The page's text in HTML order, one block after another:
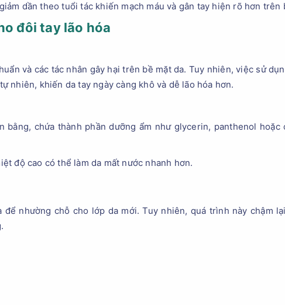
dần theo tuổi tác khiến mạch máu và gân tay hiện rõ hơn trên
đôi tay lão hóa
và các tác nhân gây hại trên bề mặt da. Tuy nhiên, việc sử
nhiên, khiến da tay ngày càng khô và dễ lão hóa hơn.
bằng, chứa thành phần dưỡng ẩm như glycerin, panthenol hoặc
độ cao có thể làm da mất nước nhanh hơn.
nhường chỗ cho lớp da mới. Tuy nhiên, quá trình này chậm